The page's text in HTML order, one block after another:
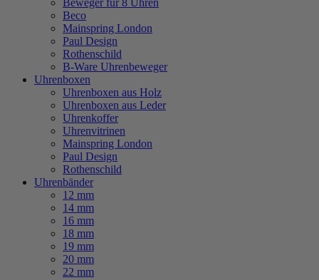
Beweger für 8 Uhren
Beco
Mainspring London
Paul Design
Rothenschild
B-Ware Uhrenbeweger
Uhrenboxen
Uhrenboxen aus Holz
Uhrenboxen aus Leder
Uhrenkoffer
Uhrenvitrinen
Mainspring London
Paul Design
Rothenschild
Uhrenbänder
12 mm
14 mm
16 mm
18 mm
19 mm
20 mm
22 mm